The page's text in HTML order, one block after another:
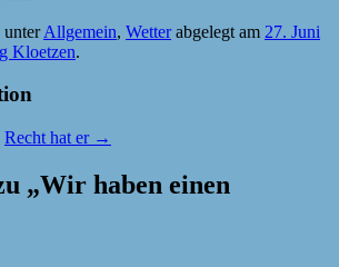
unterAllgemein, Wetterabgelegt am 27. Juni
Kloetzen.
Recht hat er →
„Wir haben einen